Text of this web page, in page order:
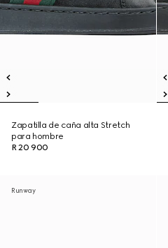
Zapatilla de caña alta Stretch
para hombre
R 20 900
Runway